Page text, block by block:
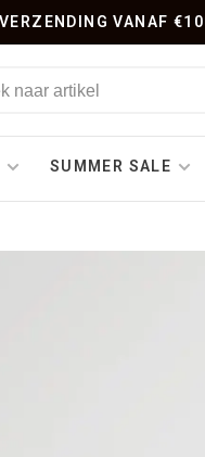
VANAF
SUMMER SALE